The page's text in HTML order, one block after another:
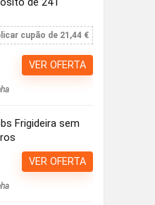
cupão de 21,44 €
VER OFERTA
Frigideira sem
VER OFERTA